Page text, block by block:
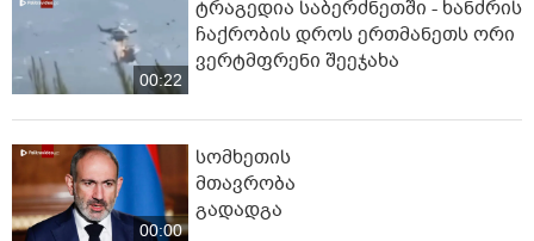
00:22
ტრაგედია საბერძნეთში - ხანძრის
ჩაქრობის დროს ერთმანეთს ორი
ვერტმფრენი შეეჯახა
00:00
სომხეთის
მთავრობა
გადადგა